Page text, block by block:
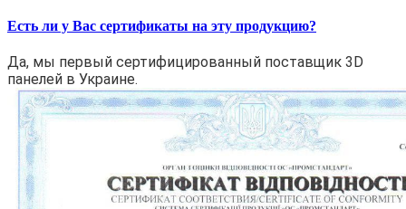
Есть ли у Вас сертификаты на эту продукцию?
Да, мы первый сертифицированный поставщик 3D
панелей в Украине.